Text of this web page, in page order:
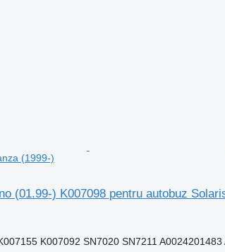
(1999-)
(01.99-) K007098 pentru autobuz
K007092 SN7020 SN7211 A0024201483